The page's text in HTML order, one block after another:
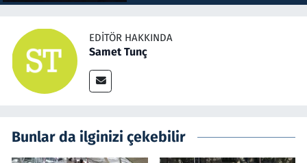
EDITÖR HAKKINDA
Samet Tunç
Bunlar da ilginizi çekebilir